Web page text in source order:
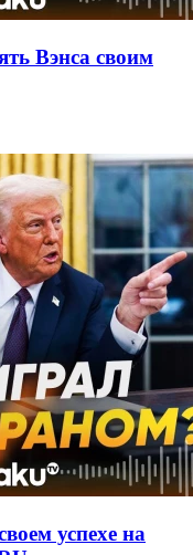
Вэнса своим
успехе на